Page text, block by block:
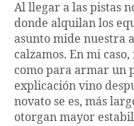
Al llegar a las pistas
donde alquilan los
asunto mide nuestra
calzamos. En mi
como para armar un
explicación vino
novato se es, más
otorgan mayor